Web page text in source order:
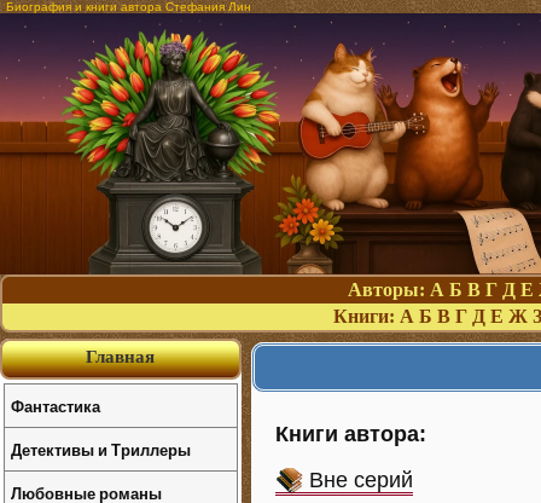
Биография и книги автора Стефания Лин
Авторы: А Б В Г Д Е
Книги: А Б В Г Д Е Ж З
Книги автора:
Вне серий
Главная
Фантастика
Детективы и Триллеры
Любовные романы